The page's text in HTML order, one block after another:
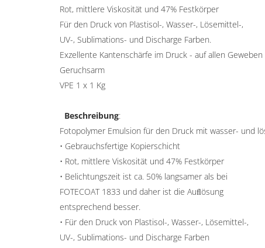
Rot, mittlere Viskosität und 47% Festkörper
Für den Druck von Plastisol-, Wasser-, Lösemittel-,
UV-, Sublimations- und Discharge Farben.
Exzellente Kantenschärfe im Druck - auf allen Geweben
Geruchsarm
VPE 1 x 1 Kg
Beschreibung:
Fotopolymer Emulsion für den Druck mit wasser- und
• Gebrauchsfertige Kopierschicht
• Rot, mittlere Viskosität und 47% Festkörper
• Belichtungszeit ist ca. 50% langsamer als bei
FOTECOAT 1833 und daher ist die Auﬂösung
entsprechend besser.
• Für den Druck von Plastisol-, Wasser-, Lösemittel-,
UV-, Sublimations- und Discharge Farben